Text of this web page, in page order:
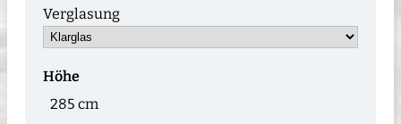
Verglasung
Höhe
285 cm